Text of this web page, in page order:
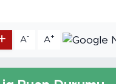
A- A+